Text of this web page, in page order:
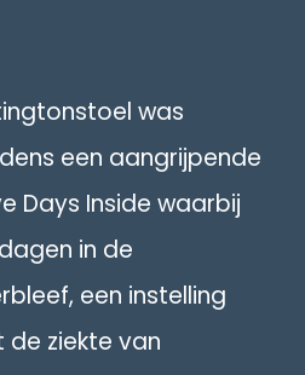
was
een aangrijpende
Days Inside waarbij
in de
een instelling
ziekte van